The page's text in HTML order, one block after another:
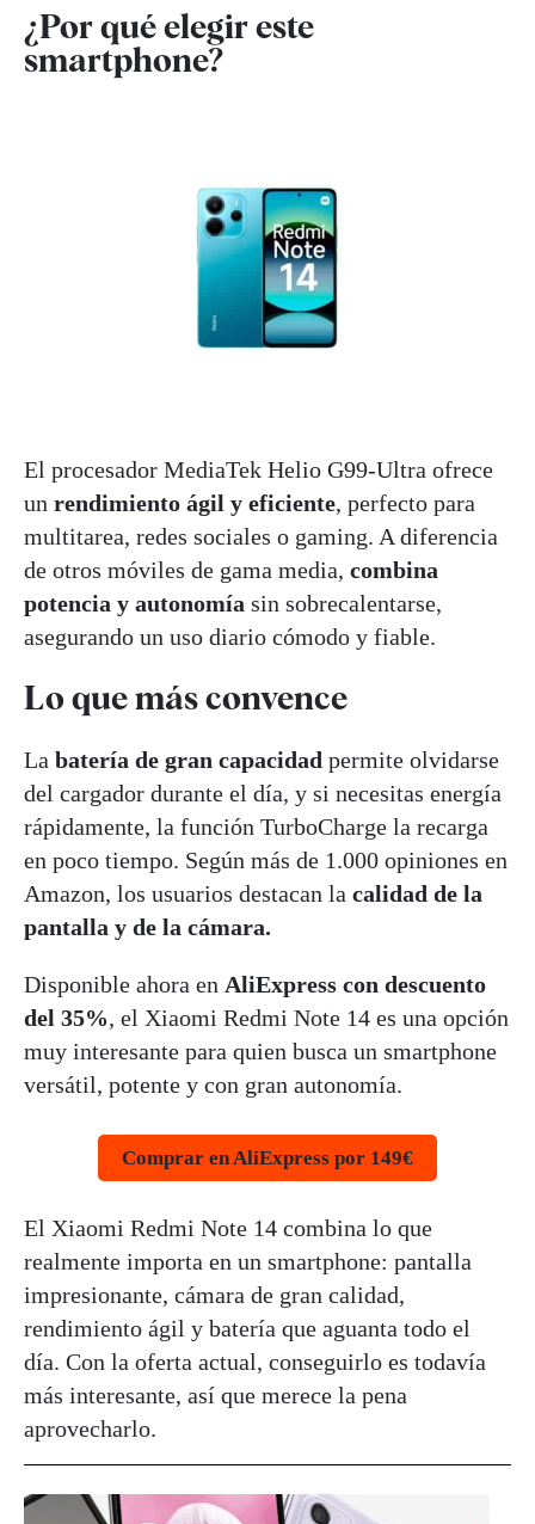
¿Por qué elegir este
smartphone?
El procesador MediaTek Helio G99-Ultra ofrece
un rendimiento ágil y eficiente, perfecto para
multitarea, redes sociales o gaming. A diferencia
de otros móviles de gama media, combina
potencia y autonomía sin sobrecalentarse,
asegurando un uso diario cómodo y fiable.
Lo que más convence
La batería de gran capacidad permite olvidarse
del cargador durante el día, y si necesitas energía
rápidamente, la función TurboCharge la recarga
en poco tiempo. Según más de 1.000 opiniones en
Amazon, los usuarios destacan la calidad de la
pantalla y de la cámara.
Disponible ahora en AliExpress con descuento
del 35%, el Xiaomi Redmi Note 14 es una opción
muy interesante para quien busca un smartphone
versátil, potente y con gran autonomía.
Comprar en AliExpress por 149€
El Xiaomi Redmi Note 14 combina lo que
realmente importa en un smartphone: pantalla
impresionante, cámara de gran calidad,
rendimiento ágil y batería que aguanta todo el
día. Con la oferta actual, conseguirlo es todavía
más interesante, así que merece la pena
aprovecharlo.